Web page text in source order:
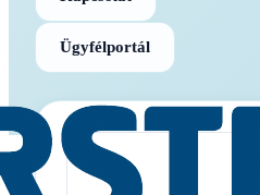
Ügyfélportál